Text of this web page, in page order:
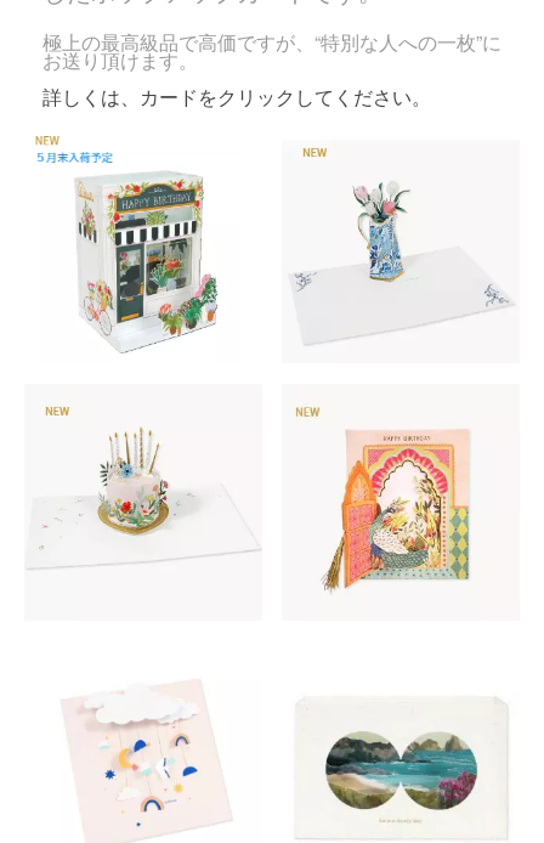
極上の最高級品で高価ですが、“特別な人への一枚”に
お送り頂けます。
詳しくは、カードをクリックしてください。